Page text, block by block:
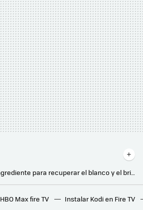
Solo hace falta un ingrediente para recuperar el blanco y el brillo del asiento del inodoro y quitar las manchas: y no es ni lejía ni amoniaco
Christopher Nolan replica al derrotismo de Matt Damon sobre 'La Odisea': "El cine es vital y esencial, y sigue transformándose"
HBO Max fire TV Instalar Kodi en Fire TV